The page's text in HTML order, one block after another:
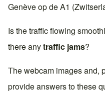
Genèveop deA1
Is the traffic flowing
there anytraffic jams?
The webcam images and,
provide answers to these